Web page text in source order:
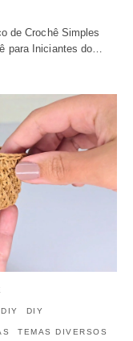
de Crochê Simples
para Iniciantes do…
DIY DIY
TEMAS DIVERSOS